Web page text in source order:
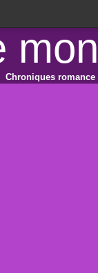
Chroniques romance